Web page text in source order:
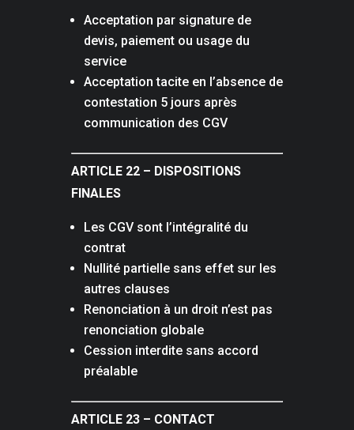
Acceptation par signature de
devis, paiement ou usage du
service
Acceptation tacite en l’absence de
contestation 5 jours après
communication des CGV
ARTICLE 22 – DISPOSITIONS
FINALES
Les CGV sont l’intégralité du
contrat
Nullité partielle sans effet sur les
autres clauses
Renonciation à un droit n’est pas
renonciation globale
Cession interdite sans accord
préalable
ARTICLE 23 – CONTACT